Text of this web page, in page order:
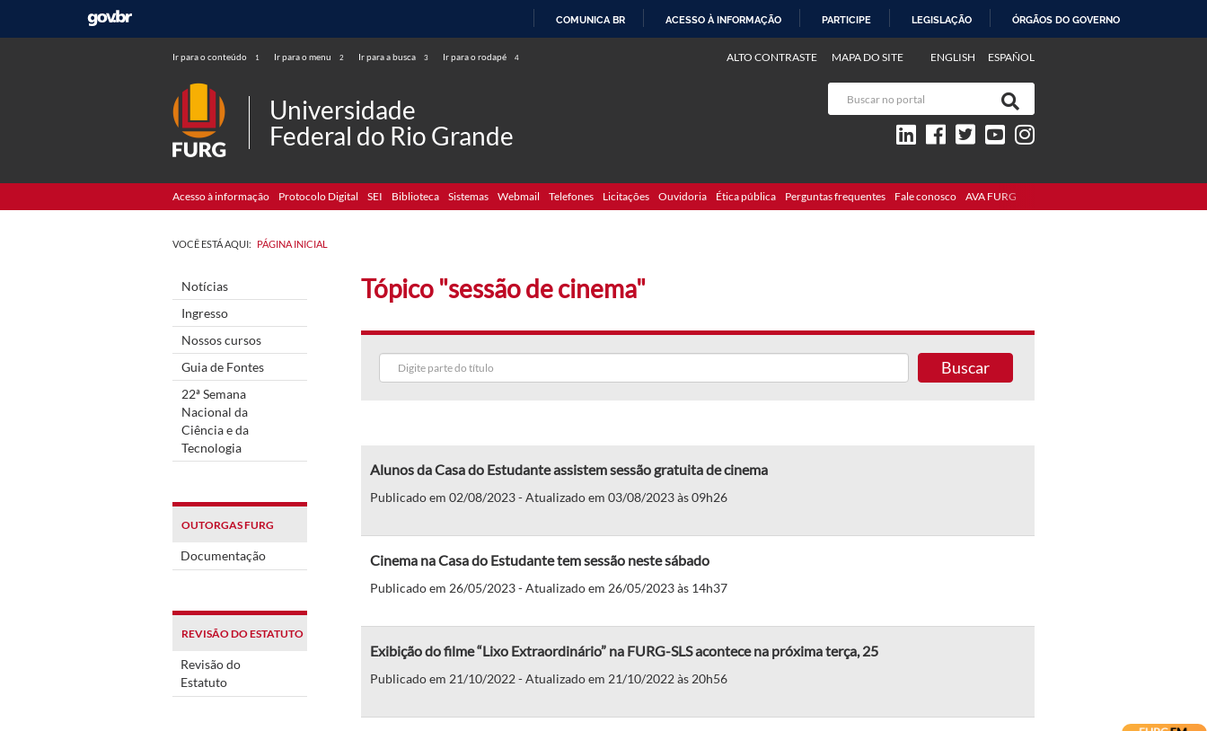
COMUNICA BR ACESSO À INFORMAÇÃO PARTICIPE LEGISLAÇÃO ÓRGÃOS DO GOVERNO
Ir para o conteúdo 1 Ir para o menu 2 Ir para a busca 3 Ir para o rodapé 4 ENGLISH ESPAÑOL
ALTO CONTRASTE MAPA DO SITE
Universidade
Federal do Rio Grande
Acesso à informação Protocolo Digital SEI Biblioteca Sistemas Webmail Telefones Licitações Ouvidoria Ética pública Perguntas frequentes Fale conosco AVA FURG
VOCÊ ESTÁ AQUI: PÁGINA INICIAL
Notícias
Ingresso
Nossos cursos
Guia de Fontes
22ª Semana
Nacional da
Ciência e da
Tecnologia
OUTORGAS FURG
Documentação
REVISÃO DO ESTATUTO
Revisão do
Estatuto
Tópico "sessão de cinema"
Buscar
Alunos da Casa do Estudante assistem sessão gratuita de cinema
Publicado em 02/08/2023 - Atualizado em 03/08/2023 às 09h26
Cinema na Casa do Estudante tem sessão neste sábado
Publicado em 26/05/2023 - Atualizado em 26/05/2023 às 14h37
Exibição do filme “Lixo Extraordinário” na FURG-SLS acontece na próxima terça, 25
Publicado em 21/10/2022 - Atualizado em 21/10/2022 às 20h56